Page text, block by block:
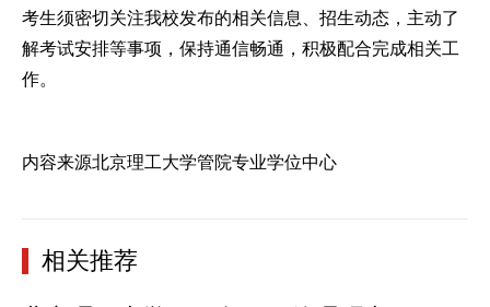
考生须密切关注我校发布的相关信息、招生动态，主动了
解考试安排等事项，保持通信畅通，积极配合完成相关工
作。
内容来源北京理工大学管院专业学位中心
相关推荐